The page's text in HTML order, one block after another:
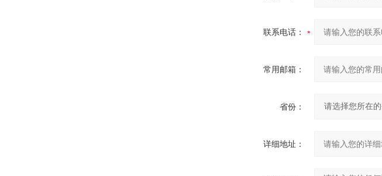
联系电话：
常用邮箱：
省份：
详细地址：